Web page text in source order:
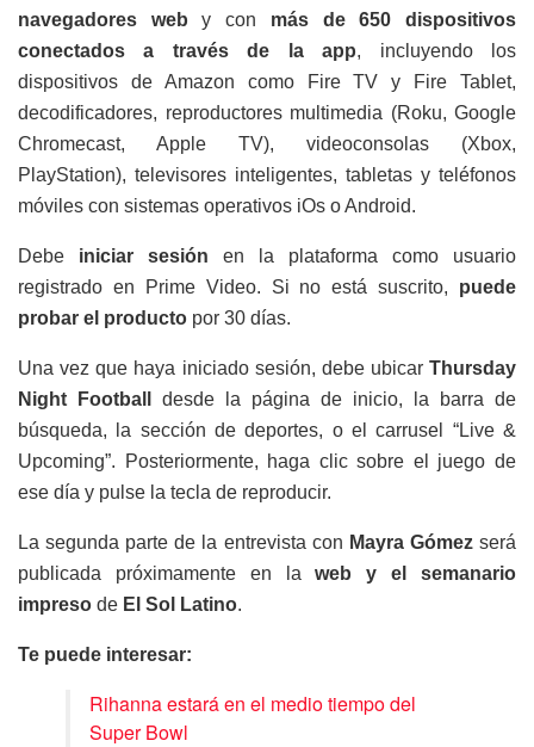
navegadores web y con más de 650 dispositivos
conectados a través de la app, incluyendo los
dispositivos de Amazon como Fire TV y Fire Tablet,
decodificadores, reproductores multimedia (Roku, Google
Chromecast, Apple TV), videoconsolas (Xbox,
PlayStation), televisores inteligentes, tabletas y teléfonos
móviles con sistemas operativos iOs o Android.
Debe iniciar sesión en la plataforma como usuario
registrado en Prime Video. Si no está suscrito, puede
probar el producto por 30 días.
Una vez que haya iniciado sesión, debe ubicar Thursday
Night Football
desde la página de inicio, la barra de
búsqueda, la sección de deportes, o el carrusel “Live &
Upcoming”. Posteriormente, haga clic sobre el juego de
ese día y pulse la tecla de reproducir.
La segunda parte de la entrevista con Mayra Gómezserá
publicada próximamente en laweb y el semanario
impreso de El Sol Latino.
Te puede interesar:
Rihanna estará en el medio tiempo del
Super Bowl